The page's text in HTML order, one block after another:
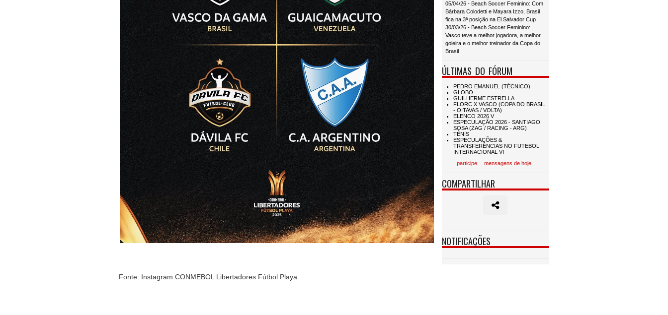
Fonte: Instagram CONMEBOL Libertadores Fútbol Playa
05/04/26 - Beach Soccer Feminino: Com
Bárbara Colodetti e Mayara Izzo, Brasil
fica na 3ª posição na El Salvador Cup
30/03/26 - Beach Soccer Feminino:
Vasco teve a melhor jogadora, a melhor
goleira e o melhor treinador da Copa do
Brasil
ÚLTIMAS DO FÓRUM
participe mensagens de hoje
COMPARTILHAR
NOTIFICAÇÕES